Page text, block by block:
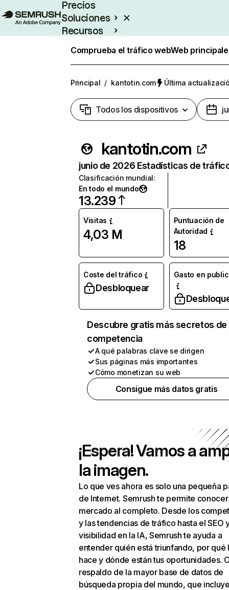
Precios
Soluciones
Recursos
Comprueba el tráfico webWeb
Principal / kantotin.com Última
Todos los dispositivos
kantotin.com
junio de 2026 Estadísticas de
Clasificación mundial:
En todo el mundo
13.239
Visitas
4,03 M
Puntuación de
Autoridad
18
Coste del tráfico
Desbloquear
Gasto en
Descubre gratis más secretos de
competencia
A qué palabras clave se dirigen
Sus páginas más importantes
Cómo monetizan su web
Consigue más datos gratis
¡Espera! Vamos a
la imagen.
Lo que ves ahora es solo una pequeña
de Internet. Semrush te permite
mercado al completo. Desde los
y las tendencias de tráfico hasta el SEO
visibilidad en la IA, Semrush te ayuda a
entender quién está triunfando, por qué
hace y dónde están tus oportunidades.
respaldo de la mayor base de datos de
búsqueda propia del mundo, que